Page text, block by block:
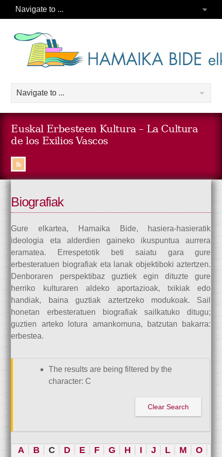
Euskal Erbesteen Kultura – La Cultura
de los Exilios Vascos
Biografiak
Gure elkartea, Hamaika Bide, hasiera-hasieratik
ideologia eta alderdien gaineko ikuspuntua aurrera
eramatea. Errespetotik beti saiatu gara gure
erbesteratuen biografiak eta lanak objektiboki aztertzen.
Denboraren perspektibaz guztiek egin dituzte gure
herriko kulturaren aldeko aportazioak, txikiak edo
handiak, baina guztiak aztertzeko modukoak. Sail
honetan erbesteratuen biografiak sailkatuko ditugu;
guztien arteko lotura amankomuna, batzutan bakarra:
erbestea.
The results are being filtered by the
character: C
Clear Search
A B C D E F G H I J L M
O